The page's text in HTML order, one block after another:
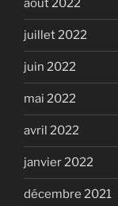
août 2022
juillet 2022
juin 2022
mai 2022
avril 2022
janvier 2022
décembre 2021